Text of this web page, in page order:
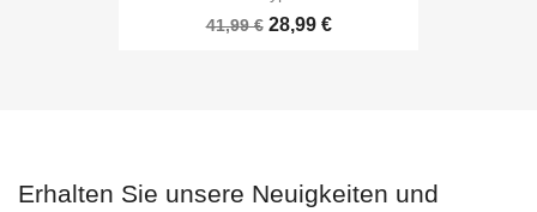
41,99 € 28,99 €
Erhalten Sie unsere Neuigkeiten und